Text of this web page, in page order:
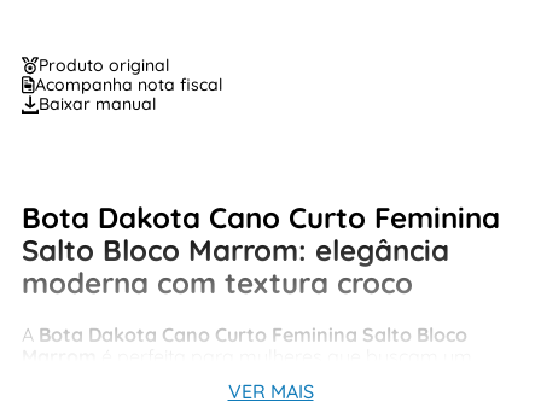
Produto original
Acompanha nota fiscal
Baixar manual
Bota Dakota Cano Curto Feminina
Salto Bloco Marrom: elegância
moderna com textura croco
A Bota Dakota Cano Curto Feminina Salto Bloco
visual sofisticado sem abrir mão do conforto. Com
acabamento em textura croco e design
VER MAIS